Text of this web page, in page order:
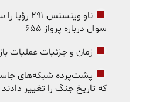
سوال درباره پرواز ۶۵۵
زمان و جزئیات عملیات
پشت‌پرده شبکه‌های
که تاریخ جنگ را تغییر دادند